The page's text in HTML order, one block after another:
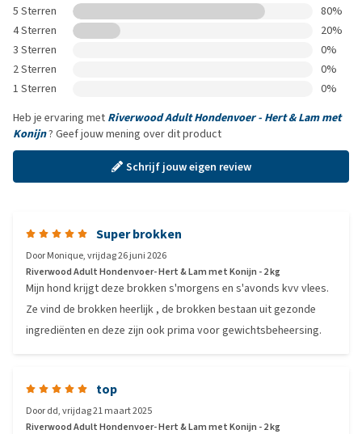
5 Sterren
80%
4 Sterren
20%
3 Sterren
0%
2 Sterren
0%
1 Sterren
0%
Heb je ervaring met Riverwood Adult Hondenvoer - Hert & Lam met
Konijn? Geef jouw mening over dit product
Schrijf jouw eigen review
Super brokken
DoorMonique,vrijdag 26 juni 2026
Riverwood Adult Hondenvoer- Hert & Lam met Konijn - 2 kg
Mijn hond krijgt deze brokken s'morgens en s'avonds kvv vlees.
Ze vind de brokken heerlijk , de brokken bestaan uit gezonde
ingrediënten en deze zijn ook prima voor gewichtsbeheersing.
top
Doordd,vrijdag 21 maart 2025
Riverwood Adult Hondenvoer- Hert & Lam met Konijn - 2 kg